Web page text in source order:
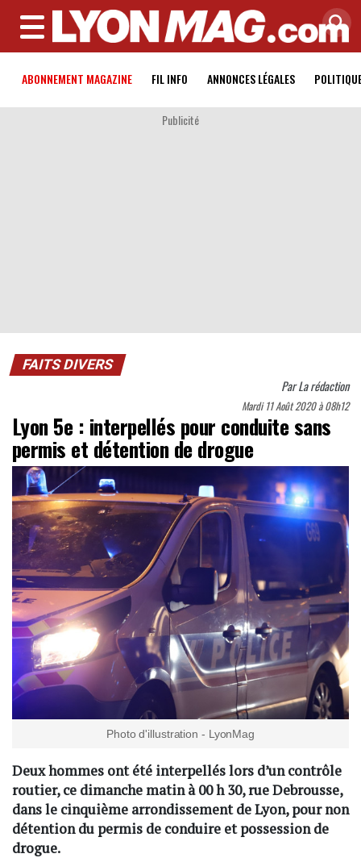
MENU
ABONNEMENT MAGAZINE FIL INFO ANNONCES LÉGALES
Publicité
FAITS DIVERS
ParLa rédaction
Mardi 11 Août 2020 à 08h12
Lyon 5e : interpellés pour conduite sans
permis et détention de drogue
Photo d'illustration - LyonMag
Deux hommes ont été interpellés lors d’un contrôle
routier, ce dimanche matin à 00 h 30, rue Debrousse,
dans le cinquième arrondissement de Lyon, pour non
détention du permis de conduire et possession de
drogue.